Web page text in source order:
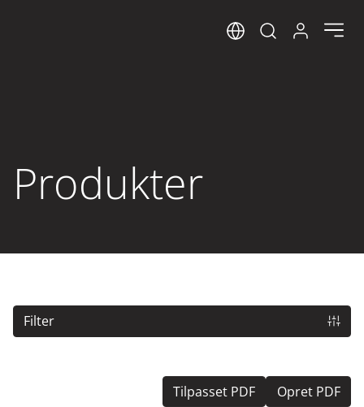
Sprog
Log ind her
Produkter
Filter
Tilpasset PDF Opret PDF